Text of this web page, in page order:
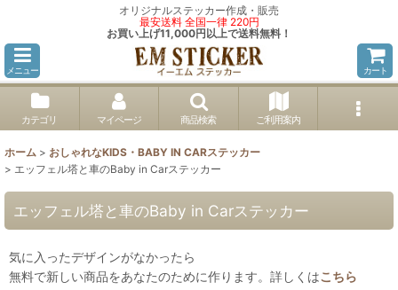
オリジナルステッカー作成・販売
最安送料 全国一律 220円
お買い上げ11,000円以上で送料無料！
メニュー カート
カテゴリ マイページ 商品検索 ご利用案内
ホーム > おしゃれなKIDS・BABY IN CARステッカー
> エッフェル塔と車のBaby in Carステッカー
エッフェル塔と車のBaby in Carステッカー
気に入ったデザインがなかったら
無料で新しい商品をあなたのために作ります。詳しくはこちら